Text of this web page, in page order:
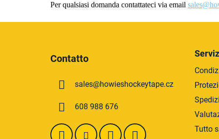
Per qualsiasi domanda contattateci via email
Contatto
sales@howieshockeytape.cz
608 988 676
Tutto